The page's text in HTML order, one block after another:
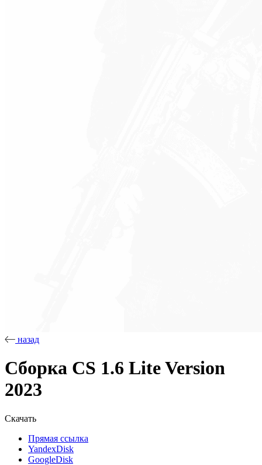
назад
Сборка CS 1.6 Lite Version
2023
Скачать
Прямая ссылка
YandexDisk
GoogleDisk